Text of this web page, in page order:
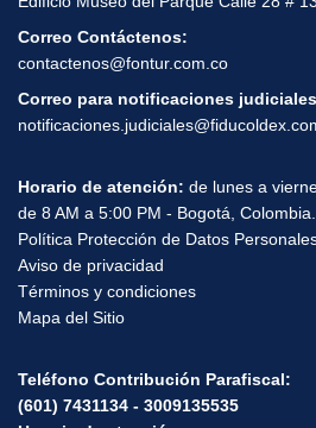
Edificio Museo del Parque Calle 28 #
Correo Contáctenos:
contactenos@fontur.com.co
Correo para notificaciones
Horario de atención: de lunes a
de 8 AM a 5:00 PM - Bogotá, Colombia.
Política Protección de Datos
Aviso de privacidad
Términos y condiciones
Mapa del Sitio
Teléfono Contribución Parafiscal:
(601) 7431134 - 3009135535